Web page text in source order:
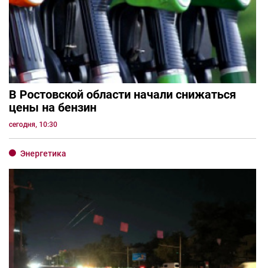
В Ростовской области начали снижаться
цены на бензин
сегодня, 10:30
Энергетика